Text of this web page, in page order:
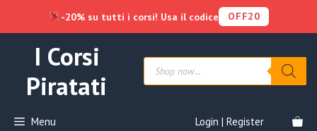
contenuto
I Corsi
Piratati
Products
search
Menu Login | Register
-20% su tutti i corsi! Usa il codice OFF20